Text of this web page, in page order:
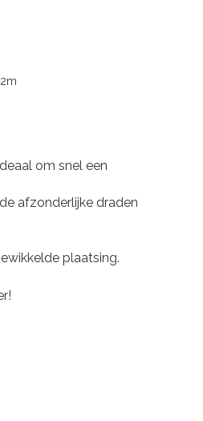
om snel een
afzonderlijke draden
plaatsing.